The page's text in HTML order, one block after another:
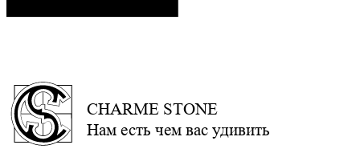
CHARME STONE
Нам есть чем вас удивить